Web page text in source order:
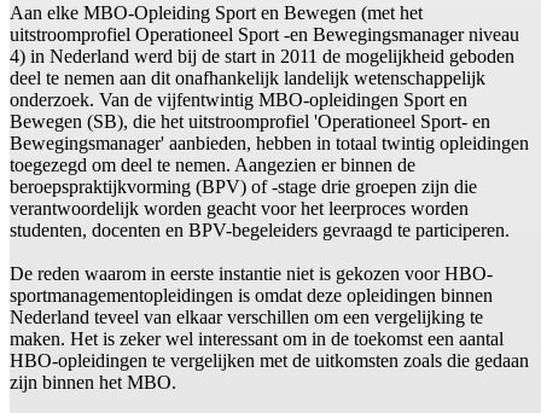
Aan elke MBO-Opleiding Sport en Bewegen (met het
uitstroomprofiel Operationeel Sport -en Bewegingsmanager niveau
4) in Nederland werd bij de start in 2011 de mogelijkheid geboden
deel te nemen aan dit onafhankelijk landelijk wetenschappelijk
onderzoek. Van de vijfentwintig MBO-opleidingen Sport en
Bewegen (SB), die het uitstroomprofiel 'Operationeel Sport- en
Bewegingsmanager' aanbieden, hebben in totaal twintig opleidingen
toegezegd om deel te nemen. Aangezien er binnen de
beroepspraktijkvorming (BPV) of -stage drie groepen zijn die
verantwoordelijk worden geacht voor het leerproces worden
studenten, docenten en BPV-begeleiders gevraagd te participeren.
De reden waarom in eerste instantie niet is gekozen voor HBO-
sportmanagementopleidingen is omdat deze opleidingen binnen
Nederland teveel van elkaar verschillen om een vergelijking te
maken. Het is zeker wel interessant om in de toekomst een aantal
HBO-opleidingen te vergelijken met de uitkomsten zoals die gedaan
zijn binnen het MBO.